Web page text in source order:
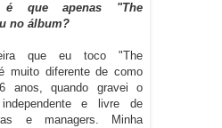
é que apenas "The
no álbum?
que eu toco "The
muito diferente de como
anos, quando gravei o
e livre de
e managers. Minha